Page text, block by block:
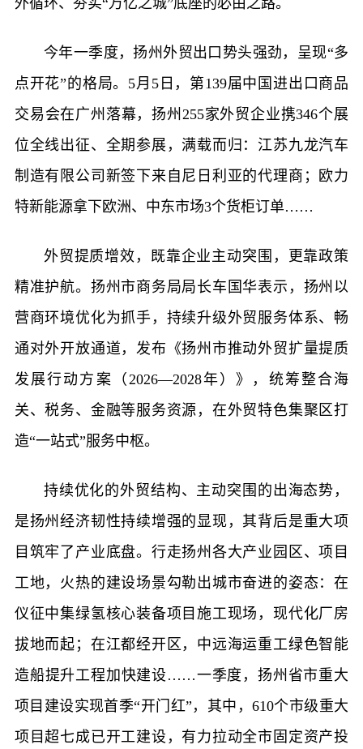
外循环、夯实“万亿之城”底座的必由之路。
今年一季度，扬州外贸出口势头强劲，呈现“多
点开花”的格局。5月5日，第139届中国进出口商品
交易会在广州落幕，扬州255家外贸企业携346个展
位全线出征、全期参展，满载而归：江苏九龙汽车
制造有限公司新签下来自尼日利亚的代理商；欧力
特新能源拿下欧洲、中东市场3个货柜订单……
外贸提质增效，既靠企业主动突围，更靠政策
精准护航。扬州市商务局局长车国华表示，扬州以
营商环境优化为抓手，持续升级外贸服务体系、畅
通对外开放通道，发布《扬州市推动外贸扩量提质
发展行动方案（2026—2028年）》，统筹整合海
关、税务、金融等服务资源，在外贸特色集聚区打
造“一站式”服务中枢。
持续优化的外贸结构、主动突围的出海态势，
是扬州经济韧性持续增强的显现，其背后是重大项
目筑牢了产业底盘。行走扬州各大产业园区、项目
工地，火热的建设场景勾勒出城市奋进的姿态：在
仪征中集绿氢核心装备项目施工现场，现代化厂房
拔地而起；在江都经开区，中远海运重工绿色智能
造船提升工程加快建设……一季度，扬州省市重大
项目建设实现首季“开门红”，其中，610个市级重大
项目超七成已开工建设，有力拉动全市固定资产投